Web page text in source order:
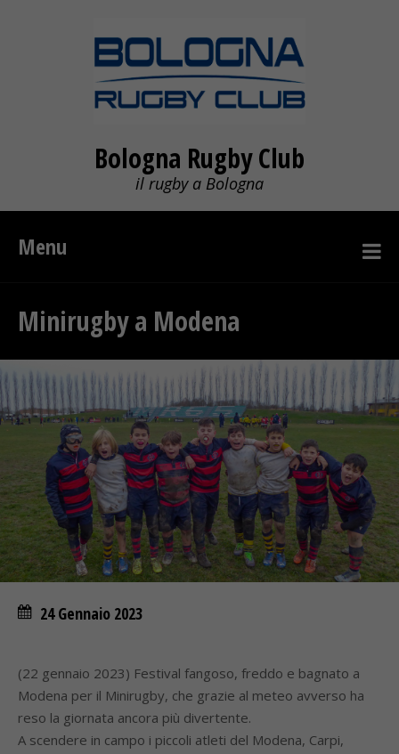
Bologna Rugby Club
il rugby a Bologna
Menu
Minirugby a Modena
24 Gennaio 2023
(22 gennaio 2023) Festival fangoso, freddo e bagnato a
Modena per il Minirugby, che grazie al meteo avverso ha
reso la giornata ancora più divertente.
A scendere in campo i piccoli atleti del Modena, Carpi,